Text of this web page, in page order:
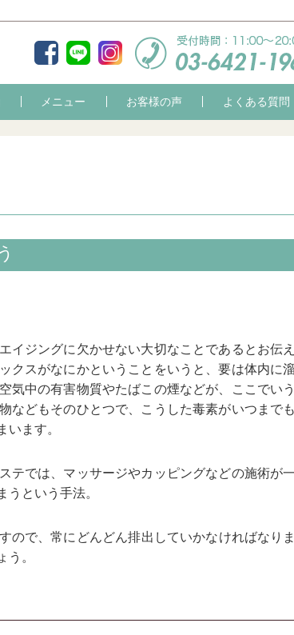
メニュー お客様の声 よくある質問
イジングに欠かせない大切なことであるとお伝
クスがなにかということをいうと、要は体内に
気中の有害物質やたばこの煙などが、ここでい
などもそのひとつで、こうした毒素がいつまで
います。
テでは、マッサージやカッピングなどの施術が
うという手法。
ので、常にどんどん排出していかなければな
う。